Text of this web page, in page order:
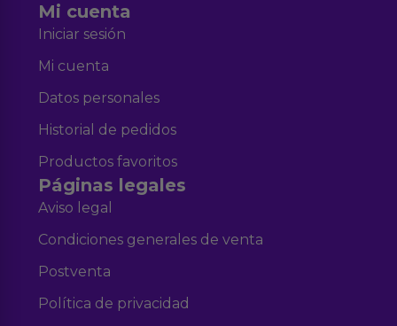
Mi cuenta
Iniciar sesión
Mi cuenta
Datos personales
Historial de pedidos
Productos favoritos
Páginas legales
Aviso legal
Condiciones generales de venta
Postventa
Política de privacidad